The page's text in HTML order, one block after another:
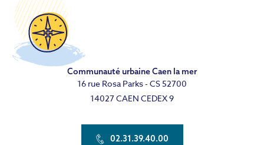
Communauté urbaine Caen la mer
16 rue Rosa Parks - CS 52700
14027 CAEN CEDEX 9
02.31.39.40.00